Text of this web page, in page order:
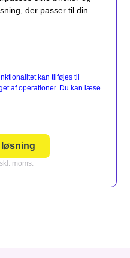
der passer til din
kan tilføjes til
af operationer. Du kan læse
løsning
moms.